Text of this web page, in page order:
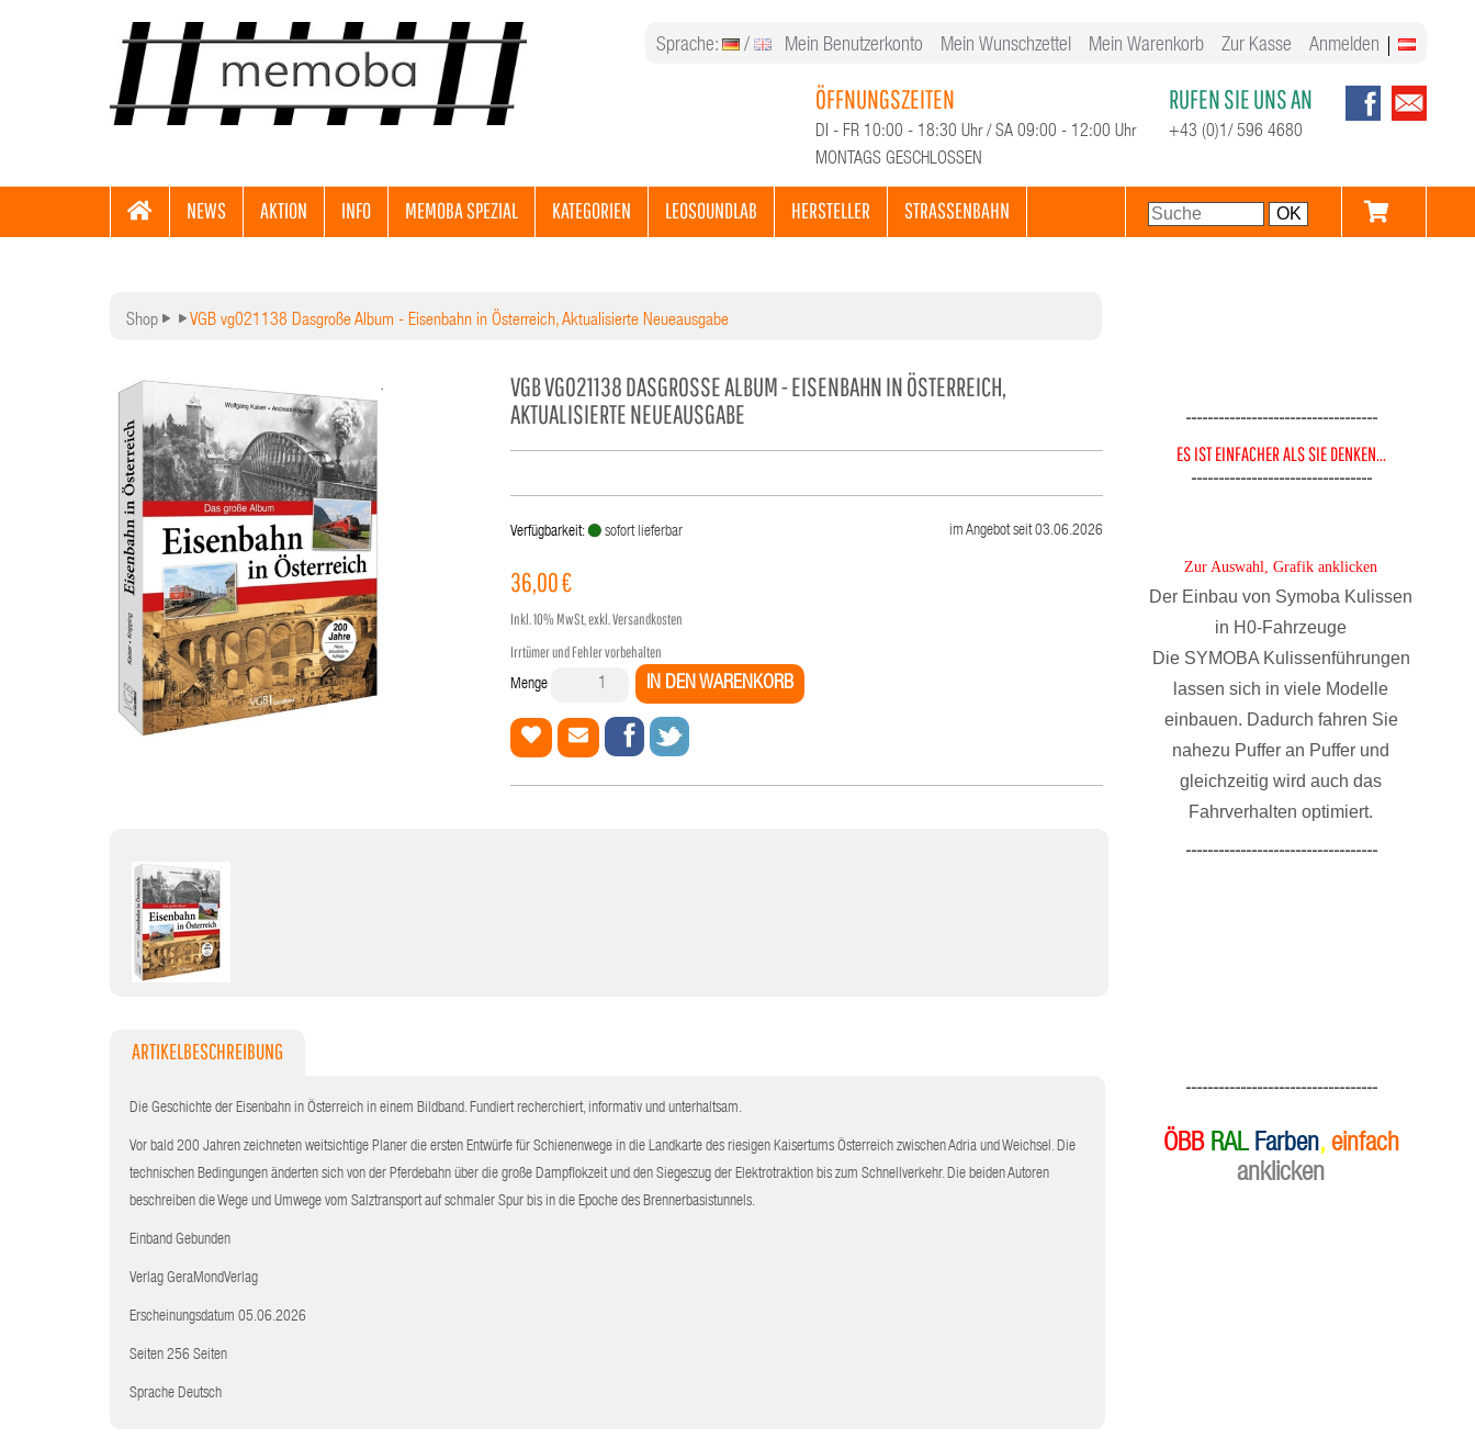
Sprache: / Mein Benutzerkonto Mein Wunschzettel Mein Warenkorb Zur Kasse Anmelden
ÖFFNUNGSZEITEN
DI - FR 10:00 - 18:30 Uhr / SA 09:00 - 12:00 Uhr
MONTAGS GESCHLOSSEN
RUFEN SIE UNS AN
+43 (0)1/ 596 4680
NEWS AKTION INFO MEMOBA SPEZIAL KATEGORIEN LEOSOUNDLAB HERSTELLER STRASSENBAHN
Shop VGB vg021138 Dasgroße Album - Eisenbahn in Österreich, Aktualisierte Neueausgabe
VGB VG021138 DASGROSSE ALBUM - EISENBAHN IN ÖSTERREICH, A
KTUALISIERTE NEUEAUSGABE
im Angebot seit 03.06.2026
Verfügbarkeit: sofort lieferbar
36,00 €
Inkl.10% MwSt, exkl. Versandkosten
Irrtümer und Fehler vorbehalten
Menge IN DEN WARENKORB
ARTIKELBESCHREIBUNG
Die Geschichte der Eisenbahn in Österreich in einem Bildband. Fundiert recherchiert, informativ und unterhaltsam.
Vor bald 200 Jahren zeichneten weitsichtige Planer die ersten Entwürfe für Schienenwege in die Landkarte des riesigen Kaisertums Österreich zwischen Adria und Weichsel. Die
technischen Bedingungen änderten sich von der Pferdebahn über die große Dampflokzeit und den Siegeszug der Elektrotraktion bis zum Schnellverkehr. Die beiden Autoren
beschreiben die Wege und Umwege vom Salztransport auf schmaler Spur bis in die Epoche des Brennerbasistunnels.
Einband Gebunden
Verlag GeraMondVerlag
Erscheinungsdatum 05.06.2026
Seiten 256 Seiten
Sprache Deutsch
-----------------------------------
ES IST EINFACHER ALS SIE DENKEN...
---------------------------------
Zur Auswahl, Grafik anklicken
Der Einbau von Symoba Kulissen
in H0-Fahrzeuge
Die SYMOBA Kulissenführungen
lassen sich in viele Modelle
einbauen. Dadurch fahren Sie
nahezu Puffer an Puffer und
gleichzeitig wird auch das
Fahrverhalten optimiert.
-----------------------------------
-----------------------------------
ÖBB RAL Farben, einfach
anklicken